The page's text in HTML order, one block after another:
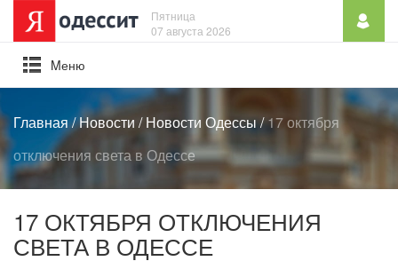
Пятница
07 августа 2026
Mеню
Главная/Новости /Новости Одессы/17 октября
отключения света в Одессе
17 ОКТЯБРЯ ОТКЛЮЧЕНИЯ
СВЕТА В ОДЕССЕ